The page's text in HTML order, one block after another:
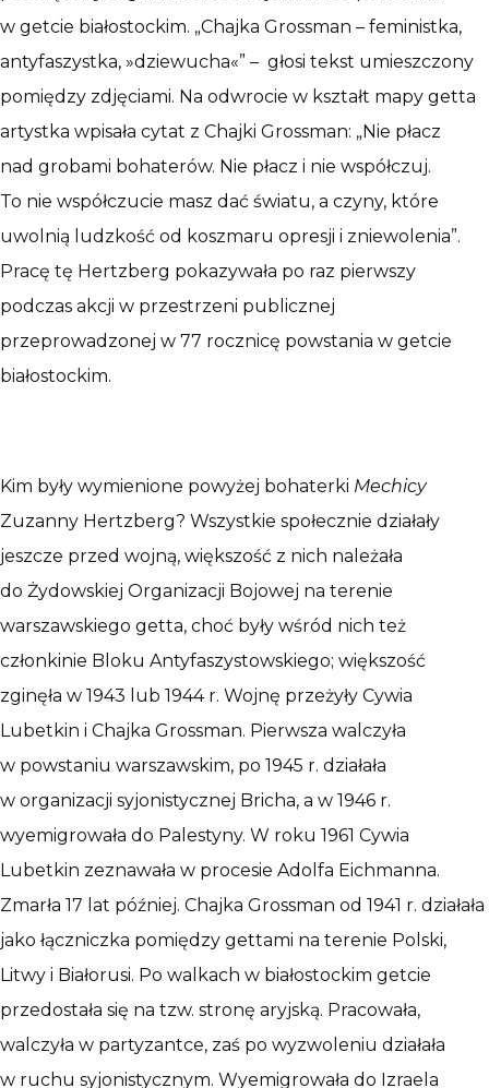
w getcie białostockim. „Chajka Grossman – feministka,
antyfaszystka, »dziewucha«” – głosi tekst umieszczony
pomiędzy zdjęciami. Na odwrocie w kształt mapy getta
artystka wpisała cytat z Chajki Grossman: „Nie płacz
nad grobami bohaterów. Nie płacz i nie współczuj.
To nie współczucie masz dać światu, a czyny, które
uwolnią ludzkość od koszmaru opresji i zniewolenia”.
Pracę tę Hertzberg pokazywała po raz pierwszy
podczas akcji w przestrzeni publicznej
przeprowadzonej w 77 rocznicę powstania w getcie
białostockim.
Kim były wymienione powyżej bohaterki Mechicy
Zuzanny Hertzberg? Wszystkie społecznie działały
jeszcze przed wojną, większość z nich należała
do Żydowskiej Organizacji Bojowej na terenie
warszawskiego getta, choć były wśród nich też
członkinie Bloku Antyfaszystowskiego; większość
zginęła w 1943 lub 1944 r. Wojnę przeżyły Cywia
Lubetkin i Chajka Grossman. Pierwsza walczyła
w powstaniu warszawskim, po 1945 r. działała
w organizacji syjonistycznej Bricha, a w 1946 r.
wyemigrowała do Palestyny. W roku 1961 Cywia
Lubetkin zeznawała w procesie Adolfa Eichmanna.
Zmarła 17 lat później. Chajka Grossman od 1941 r. działała
jako łączniczka pomiędzy gettami na terenie Polski,
Litwy i Białorusi. Po walkach w białostockim getcie
przedostała się na tzw. stronę aryjską. Pracowała,
walczyła w partyzantce, zaś po wyzwoleniu działała
w ruchu syjonistycznym. Wyemigrowała do Izraela